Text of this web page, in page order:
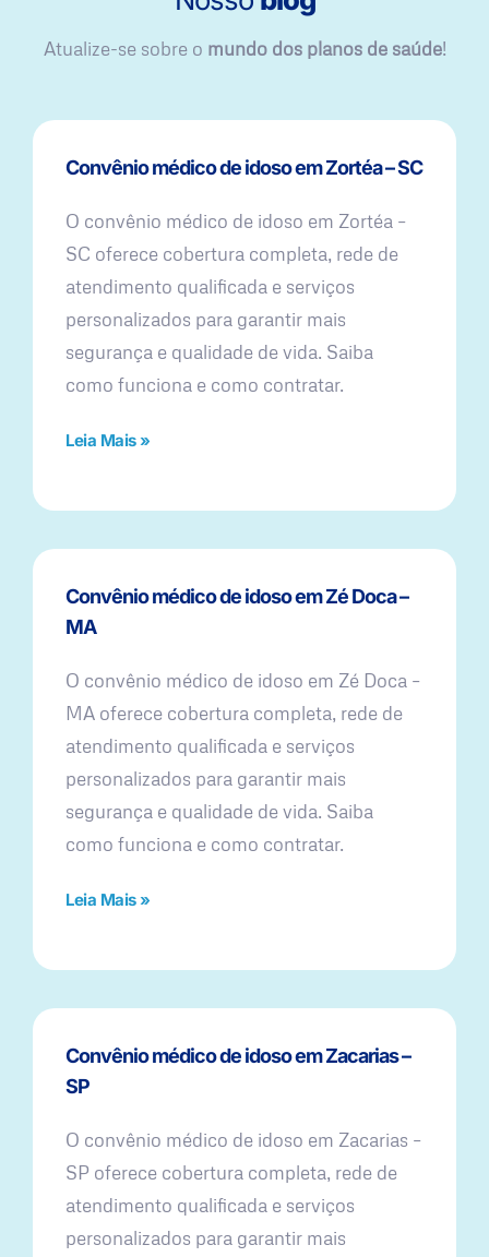
Atualize-se sobre o mundo dos planos de saúde!
Convênio médico de idoso em Zortéa – SC
O convênio médico de idoso em Zortéa –
SC oferece cobertura completa, rede de
atendimento qualificada e serviços
personalizados para garantir mais
segurança e qualidade de vida. Saiba
como funciona e como contratar.
Leia Mais »
Convênio médico de idoso em Zé Doca –
MA
O convênio médico de idoso em Zé Doca –
MA oferece cobertura completa, rede de
atendimento qualificada e serviços
personalizados para garantir mais
segurança e qualidade de vida. Saiba
como funciona e como contratar.
Leia Mais »
Convênio médico de idoso em Zacarias –
SP
O convênio médico de idoso em Zacarias –
SP oferece cobertura completa, rede de
atendimento qualificada e serviços
personalizados para garantir mais